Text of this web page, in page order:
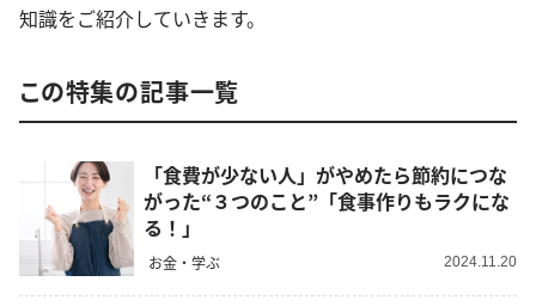
知識をご紹介していきます。
この特集の記事一覧
「食費が少ない人」がやめたら節約につな
がった“３つのこと”「食事作りもラクにな
る！」
お金・学ぶ 2024.11.20